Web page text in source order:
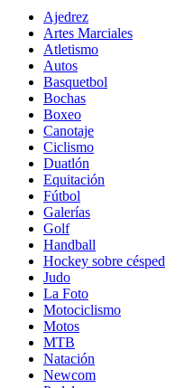
Ajedrez
Artes Marciales
Atletismo
Autos
Basquetbol
Bochas
Boxeo
Canotaje
Ciclismo
Duatlón
Equitación
Fútbol
Galerías
Golf
Handball
Hockey sobre césped
Judo
La Foto
Motociclismo
Motos
MTB
Natación
Newcom